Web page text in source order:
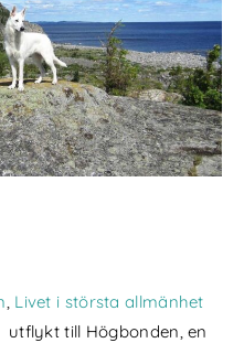
, Livet i största allmänhet
till Högbonden, en